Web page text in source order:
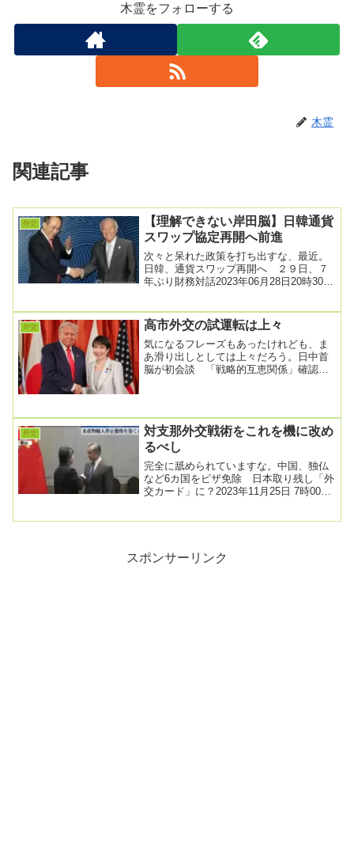
木霊をフォローする
木霊
関連記事
外交
【理解できない岸田脳】日韓通貨
スワップ協定再開へ前進
次々と呆れた政策を打ち出すな、最近。
日韓、通貨スワップ再開へ ２９日、７
年ぶり財務対話2023年06月28日20時30分
外交 高市外交の試運転は上々
気になるフレーズもあったけれども、ま
あ滑り出しとしては上々だろう。日中首
脳が初会談 「戦略的互恵関係」確認
外交
対支那外交戦術をこれを機に改め
るべし
完全に舐められていますな。中国、独仏
など6カ国をビザ免除 日本取り残し「外
交カード」に？2023年11月25日 7時00分
スポンサーリンク